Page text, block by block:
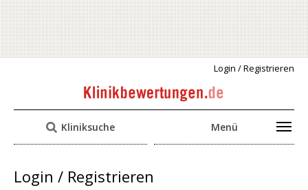
Login / Registrieren
Kliniksuche Menü
Login / Registrieren